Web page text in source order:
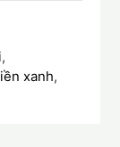
,
xanh,